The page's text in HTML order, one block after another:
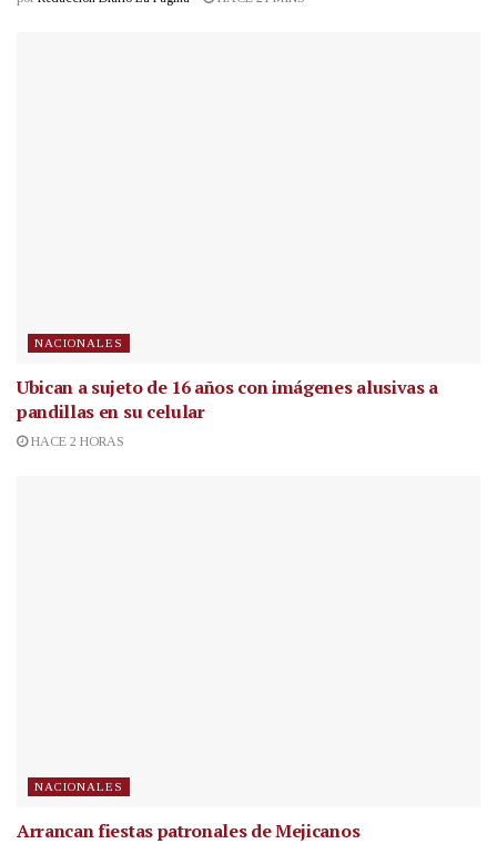
NACIONALES
Ubican a sujeto de 16 años con imágenes alusivas a
pandillas en su celular
HACE 2 HORAS
NACIONALES
Arrancan fiestas patronales de Mejicanos